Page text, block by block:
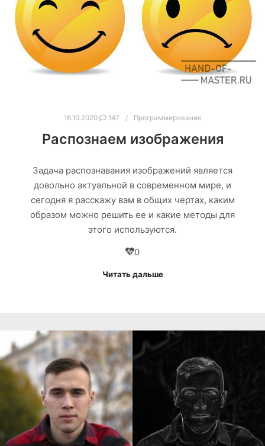
16.10.2020 147 Программирование
Распознаем изображения
Задача распознавания изображений является
довольно актуальной в современном мире, и
сегодня я расскажу вам в общих чертах, каким
образом можно решить ее и какие методы для
этого используются.
0
Читать дальше